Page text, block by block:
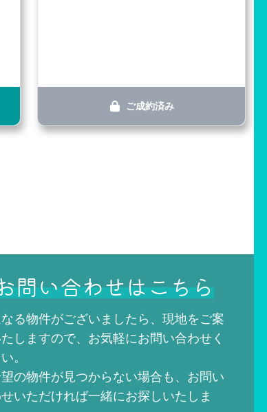
ご成約済み
問い合わせはこちら
る物件がございましたら、現地をご案
しますので、お気軽にお問い合わせく
。
の物件が見つからない場合も、お問い
いただければ一緒にお探しいたしま